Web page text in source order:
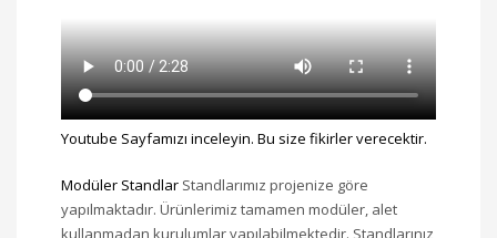
Youtube Sayfamızı inceleyin. Bu size fikirler verecektir.
Modüler Standlar Standlarımız projenize göre
yapılmaktadır. Ürünlerimiz tamamen modüler, alet
kullanmadan kurulumlar yapılabilmektedir. Standlarınız